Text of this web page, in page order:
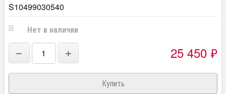
S10499030540
Нет в наличии
− + 25 450 ₽